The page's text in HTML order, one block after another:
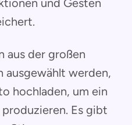
und Gesten
aus der großen
ausgewählt werden,
hochladen, um ein
Es gibt